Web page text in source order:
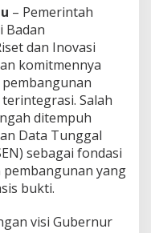
– Pemerintah
Badan
dan Inovasi
komitmennya
Salah
ditempuh
Data Tunggal
sebagai fondasi
pembangunan yang
bukti.
visi Gubernur